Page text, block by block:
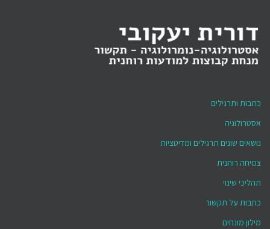
כתבות ותרגילים
אסטרולוגיה
נושאים שונים תרגילים ומדיטציות
צמיחה רוחנית
תהליכי שינוי
כתבות על תקשור
מילון מונחים